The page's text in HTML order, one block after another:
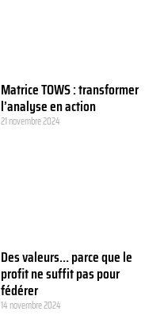
Matrice TOWS : transformer
l’analyse en action
21 novembre 2024
Des valeurs… parce que le
profit ne suffit pas pour
fédérer
14 novembre 2024